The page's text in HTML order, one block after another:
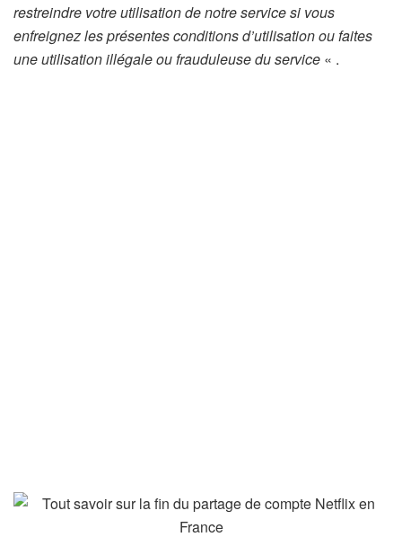
restreindre votre utilisation de notre service si vous
enfreignez les présentes conditions d’utilisation ou faites
une utilisation illégale ou frauduleuse du service « .